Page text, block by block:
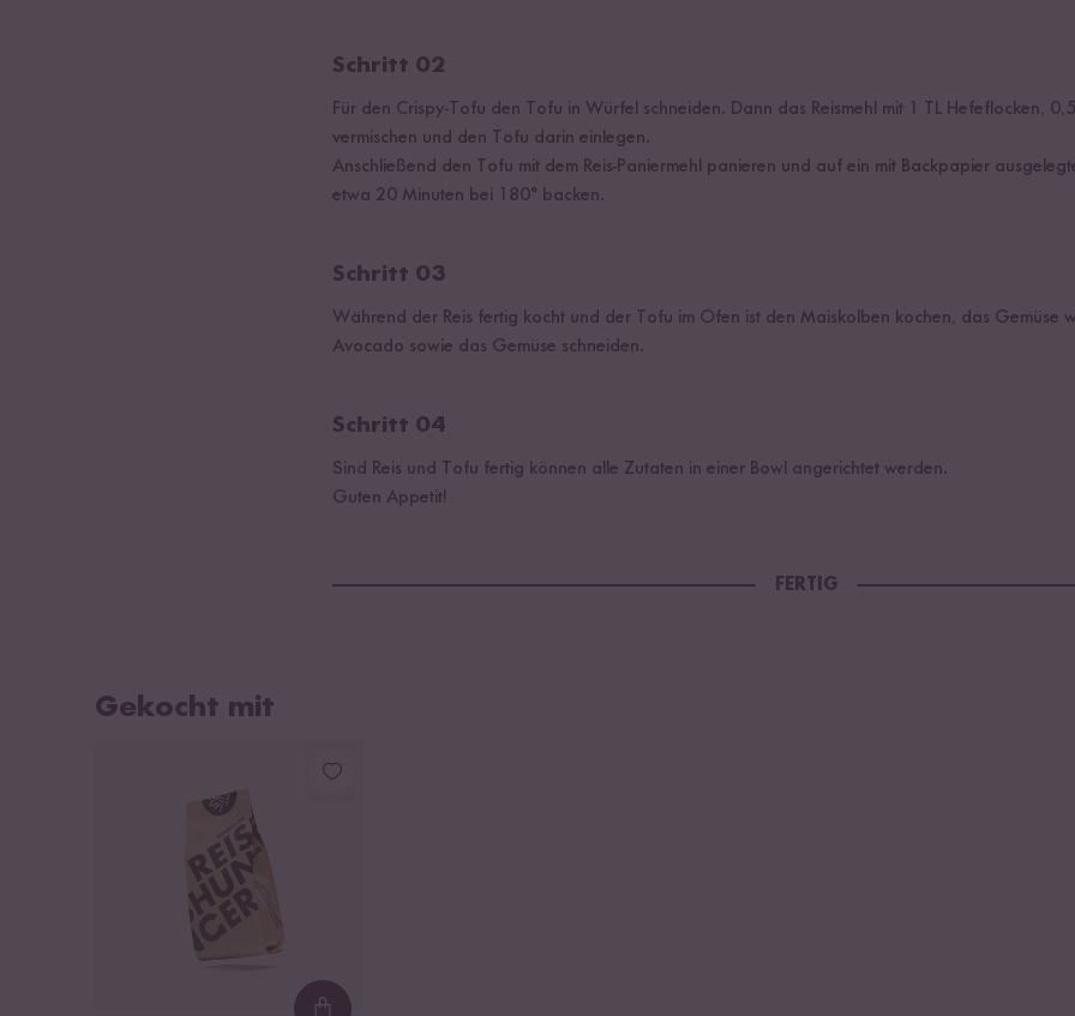
Schritt 02
Für den Crispy-Tofu den Tofu in Würfel schneiden. Dann das Reismehl mit 1 TL Hefeflocken,
vermischen und den Tofu darin einlegen.
Anschließend den Tofu mit dem Reis-Paniermehl panieren und auf ein mit Backpapier
etwa 20 Minuten bei 180° backen.
Schritt 03
Während der Reis fertig kocht und der Tofu im Ofen ist den Maiskolben kochen, das Gemüse
Avocado sowie das Gemüse schneiden.
Schritt 04
Sind Reis und Tofu fertig können alle Zutaten in einer Bowl angerichtet werden.
Guten Appetit!
FERTIG
Gekocht mit